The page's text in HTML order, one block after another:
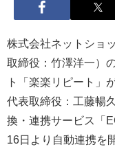
株式会社ネットショ
取締役：竹澤洋一）
ト「楽楽リピート」
代表取締役：工藤暢
換・連携サービス「
16日より自動連携を